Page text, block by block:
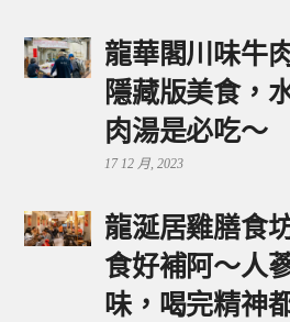
龍華閣川味牛
隱藏版美食，
肉湯是必吃～
17 12 月, 2023
龍涎居雞膳食
食好補阿～人
味，喝完精神